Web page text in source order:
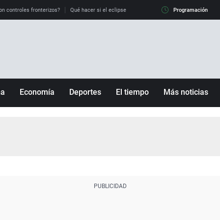
controles fronterizos? Qué hacer si el eclipse me pilla conduciendo Qué tiempo
Programación
Economía Deportes El tiempo Más noticias